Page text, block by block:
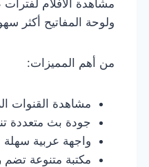
مشاهدة الأفلام
ولوحة المفاتيح أكثر
من أهم المميزات:
مشاهدة القنوات
جودة بث متعددة
واجهة عربية سهلة
مكتبة متنوعة تضم